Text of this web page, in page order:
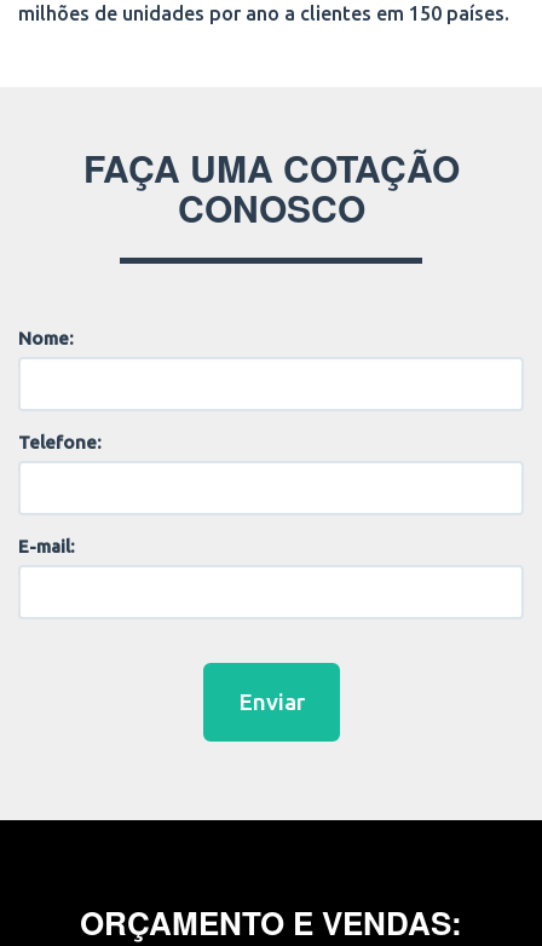
milhões de unidades por ano a clientes em 150 países.
FAÇA UMA COTAÇÃO
CONOSCO
Nome:
Telefone:
E-mail:
Enviar
ORÇAMENTO E VENDAS: